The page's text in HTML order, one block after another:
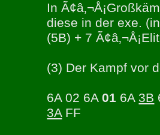
In
diese in der exe.
(5B) + 7
(3) Der Kampf vor
6A 02 6A01 6A 3B
3AFF